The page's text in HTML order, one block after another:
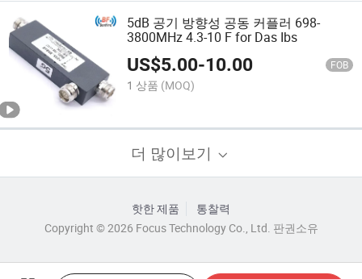
5dB 공기 방향성 공동 커플러 698-
3800MHz 4.3-10 F for Das Ibs
US$5.00-10.00 FOB
1 상품 (MOQ)
더 많이보기
핫한 제품
통찰력
Copyright © 2026 Focus Technology Co., Ltd. 판권소유